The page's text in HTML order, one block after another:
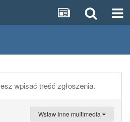
wpisać treść zgłoszenia.
Wstaw inne multimedia